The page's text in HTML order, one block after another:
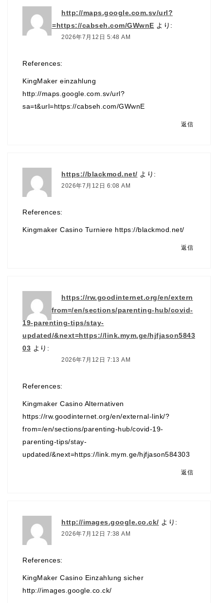
http://maps.google.com.sv/url?
sa=t&url=https://cabseh.com/GWwnE より:
2026年7月12日 5:48 AM
References:
KingMaker einzahlung
http://maps.google.com.sv/url?
sa=t&url=https://cabseh.com/GWwnE
返信
https://blackmod.net/ より:
2026年7月12日 6:08 AM
References:
Kingmaker Casino Turniere https://blackmod.net/
返信
https://rw.goodinternet.org/en/extern
al-link/?from=/en/sections/parenting-hub/covid-
19-parenting-tips/stay-
updated/&next=https://link.mym.ge/hjfjason5843
03 より:
2026年7月12日 7:13 AM
References:
Kingmaker Casino Alternativen
https://rw.goodinternet.org/en/external-link/?
from=/en/sections/parenting-hub/covid-19-
parenting-tips/stay-
updated/&next=https://link.mym.ge/hjfjason584303
返信
http://images.google.co.ck/ より:
2026年7月12日 7:38 AM
References:
KingMaker Casino Einzahlung sicher
http://images.google.co.ck/